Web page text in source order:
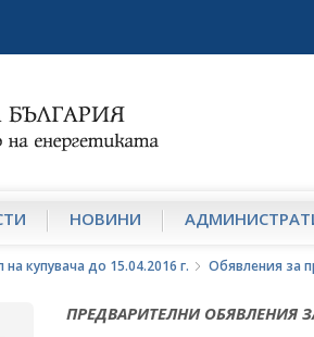
НОВИНИ
купувача до 15.04.2016 г. Обявления за
ПРЕДВАРИТЕЛНИ ОБЯВЛЕНИЯ